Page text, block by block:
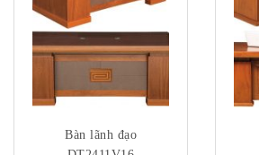
Bàn lãnh đạo